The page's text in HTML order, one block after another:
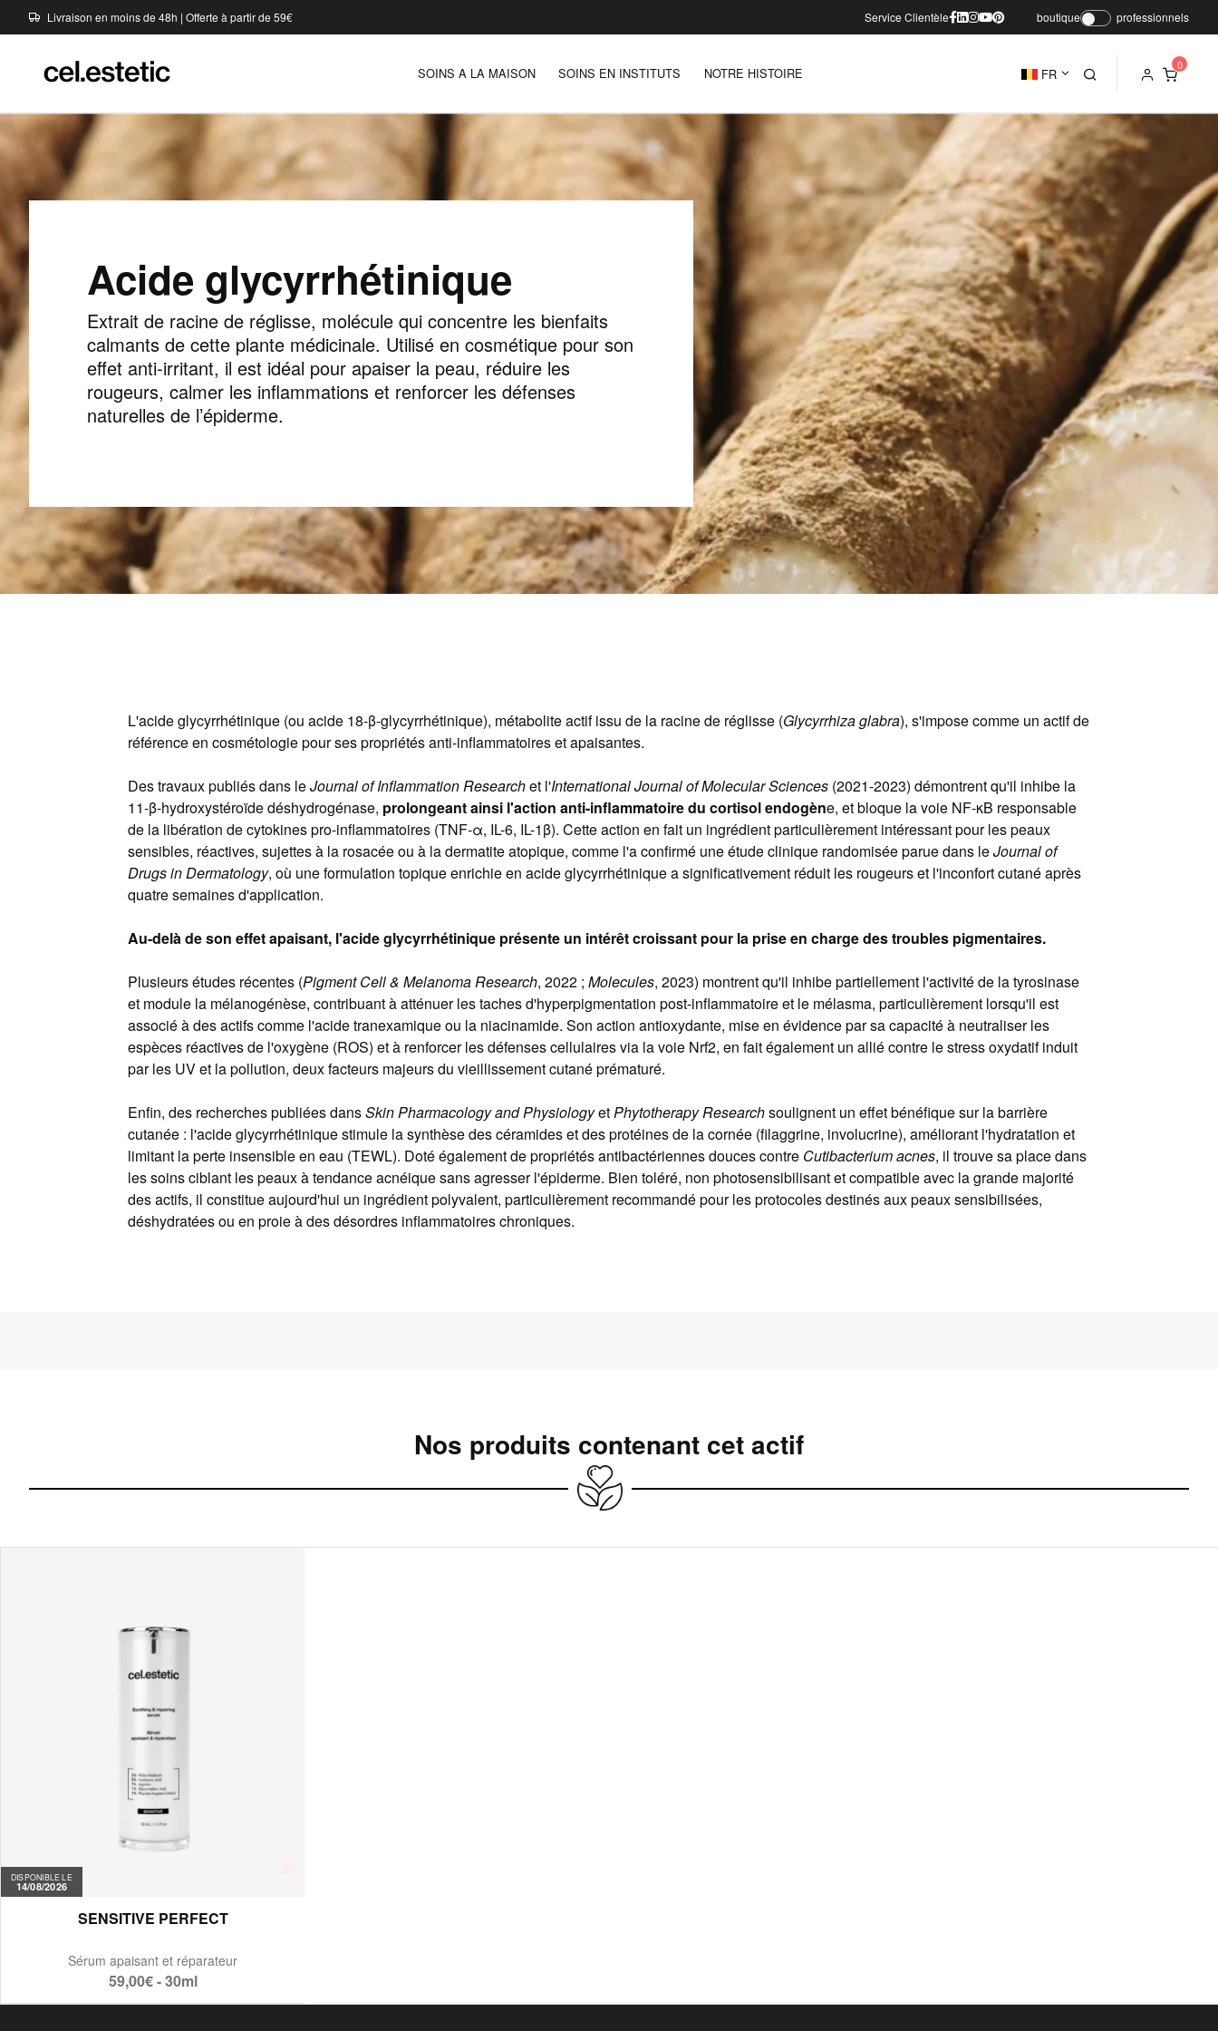
Livraison en moins de 48h | Offerte à partir de 59€ Service Clientèle boutique professionnels
SOINS A LA MAISON SOINS EN INSTITUTS NOTRE HISTOIRE FR
Acide glycyrrhétinique
Extrait de racine de réglisse, molécule qui concentre les bienfaits
calmants de cette plante médicinale. Utilisé en cosmétique pour son
effet anti-irritant, il est idéal pour apaiser la peau, réduire les
rougeurs, calmer les inflammations et renforcer les défenses
naturelles de l’épiderme.
L'acide glycyrrhétinique (ou acide 18-β-glycyrrhétinique), métabolite actif issu de la racine de réglisse (Glycyrrhiza glabra), s'impose comme un actif de
référence en cosmétologie pour ses propriétés anti-inflammatoires et apaisantes.
Des travaux publiés dans leJournal of Inflammation Researchet l'International Journal of Molecular Sciences (2021-2023) démontrent qu'il inhibe la
11-β-hydroxystéroïde déshydrogénase, prolongeant ainsi l'action anti-inflammatoire du cortisol endogène, et bloque la voie NF-κB responsable
de la libération de cytokines pro-inflammatoires (TNF-α, IL-6, IL-1β). Cette action en fait un ingrédient particulièrement intéressant pour les peaux
sensibles, réactives, sujettes à la rosacée ou à la dermatite atopique, comme l'a confirmé une étude clinique randomisée parue dans leJournal of
Drugs in Dermatology, où une formulation topique enrichie en acide glycyrrhétinique a significativement réduit les rougeurs et l'inconfort cutané après
quatre semaines d'application.
Au-delà de son effet apaisant, l'acide glycyrrhétinique présente un intérêt croissant pour la prise en charge des troubles pigmentaires.
Plusieurs études récentes (Pigment Cell & Melanoma Research, 2022 ;Molecules, 2023) montrent qu'il inhibe partiellement l'activité de la tyrosinase
et module la mélanogénèse, contribuant à atténuer les taches d'hyperpigmentation post-inflammatoire et le mélasma, particulièrement lorsqu'il est
associé à des actifs comme l'acide tranexamique ou la niacinamide. Son action antioxydante, mise en évidence par sa capacité à neutraliser les
espèces réactives de l'oxygène (ROS) et à renforcer les défenses cellulaires via la voie Nrf2, en fait également un allié contre le stress oxydatif induit
par les UV et la pollution, deux facteurs majeurs du vieillissement cutané prématuré.
Enfin, des recherches publiées dansSkin Pharmacology and PhysiologyetPhytotherapy Researchsoulignent un effet bénéfique sur la barrière
cutanée : l'acide glycyrrhétinique stimule la synthèse des céramides et des protéines de la cornée (filaggrine, involucrine), améliorant l'hydratation et
limitant la perte insensible en eau (TEWL). Doté également de propriétés antibactériennes douces contre Cutibacterium acnes, il trouve sa place dans
les soins ciblant les peaux à tendance acnéique sans agresser l'épiderme. Bien toléré, non photosensibilisant et compatible avec la grande majorité
des actifs, il constitue aujourd'hui un ingrédient polyvalent, particulièrement recommandé pour les protocoles destinés aux peaux sensibilisées,
déshydratées ou en proie à des désordres inflammatoires chroniques.
Nos produits contenant cet actif
DISPONIBLE LE
14/08/2026
SENSITIVE PERFECT
Sérum apaisant et réparateur
59,00€ - 30ml